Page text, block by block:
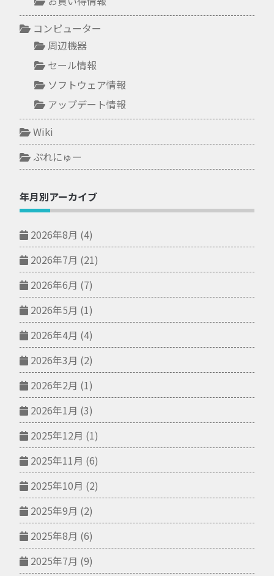
コンピューター
周辺機器
セール情報
ソフトウェア情報
アップデート情報
Wiki
ぷれにゅー
年月別アーカイブ
2026年8月 (4)
2026年7月 (21)
2026年6月 (7)
2026年5月 (1)
2026年4月 (4)
2026年3月 (2)
2026年2月 (1)
2026年1月 (3)
2025年12月 (1)
2025年11月 (6)
2025年10月 (2)
2025年9月 (2)
2025年8月 (6)
2025年7月 (9)